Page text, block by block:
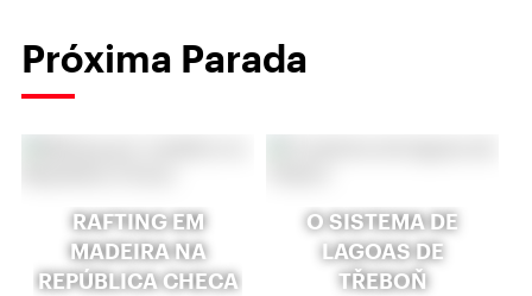
Próxima Parada
RAFTING EM
MADEIRA NA
REPÚBLICA CHECA
O SISTEMA DE
LAGOAS DE
TŘEBOŇ